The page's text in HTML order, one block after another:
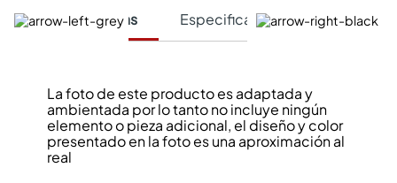
Características Especificaciones Técnicas
La foto de este producto es adaptada y
ambientada por lo tanto no incluye ningún
elemento o pieza adicional, el diseño y color
presentado en la foto es una aproximación al
real